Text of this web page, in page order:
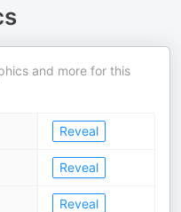
and more for this
Reveal
Reveal
Reveal